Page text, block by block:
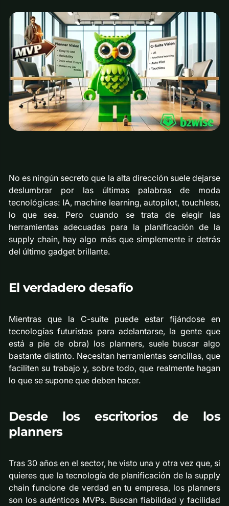
No es ningún secreto que la alta dirección suele dejarse
deslumbrar por las últimas palabras de moda
tecnológicas: IA, machine learning, autopilot, touchless,
lo que sea. Pero cuando se trata de elegir las
herramientas adecuadas para la planificación de la
supply chain, hay algo más que simplemente ir detrás
del último gadget brillante.
El verdadero desafío
Mientras que la C-suite puede estar fijándose en
tecnologías futuristas para adelantarse, la gente que
está a pie de obra) los planners, suele buscar algo
bastante distinto. Necesitan herramientas sencillas, que
faciliten su trabajo y, sobre todo, que realmente hagan
lo que se supone que deben hacer.
Desde los escritorios de los
planners
Tras 30 años en el sector, he visto una y otra vez que, si
quieres que la tecnología de planificación de la supply
chain funcione de verdad en tu empresa, los planners
son los auténticos MVPs. Buscan fiabilidad y facilidad